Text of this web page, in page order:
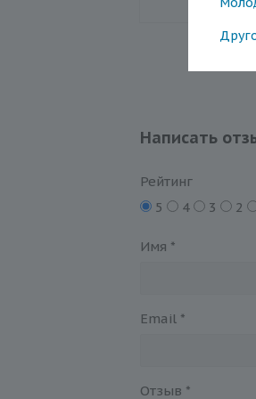
Написать
Рейтинг
5
4 3 2
Имя *
Email *
Отзыв *